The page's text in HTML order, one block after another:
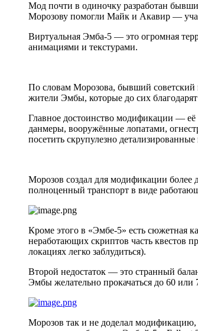
Мод почти в одиночку разработан
Морозову помогли Майк и Акавир —
Виртуальная Эмба-5 — это огромная
анимациями и текстурами.
По словам Морозова, бывший советский
жители Эмбы, которые до сих
Главное достоинство модификации — её
данмеры, вооружённые лопатами,
посетить скрупулезно
Морозов создал для модификации более
полноценный транспорт в виде
Кроме этого в «Эмбе-5» есть сюжетная
неработающих скриптов часть квестов
локациях легко заблудиться).
Второй недостаток — это странный
Эмбы желательно прокачаться до 60 или
Морозов так и не доделал модификацию,